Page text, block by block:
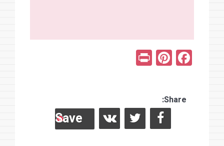
F
a
b
o
Pi
nt
es Share:
Save